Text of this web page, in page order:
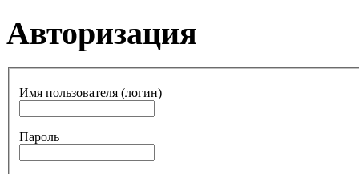
Авторизация
Имя пользователя (логин)
Пароль